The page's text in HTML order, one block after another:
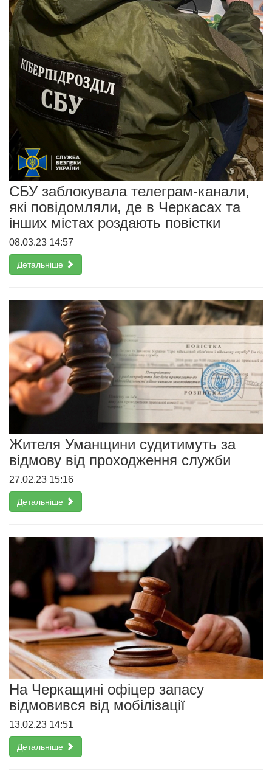
СБУ заблокувала телеграм-канали,
які повідомляли, де в Черкасах та
інших містах роздають повістки
08.03.23 14:57
Детальніше
Жителя Уманщини судитимуть за
відмову від проходження служби
27.02.23 15:16
Детальніше
На Черкащині офіцер запасу
відмовився від мобілізації
13.02.23 14:51
Детальніше